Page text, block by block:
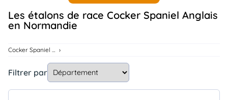
Chiens
Services
Assurances
Les étalons de race Cocker Spaniel Anglais
en Normandie
Cocker Spaniel Anglais
Filtrer par